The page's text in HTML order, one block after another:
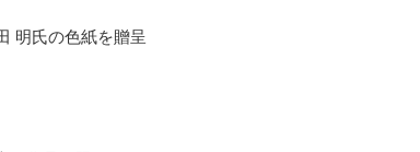
明氏の色紙を贈呈